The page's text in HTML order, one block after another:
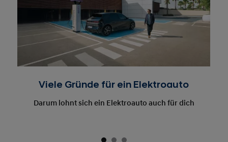
Viele Gründe für ein Elektroauto
Darum lohnt sich ein Elektroauto auch für dich